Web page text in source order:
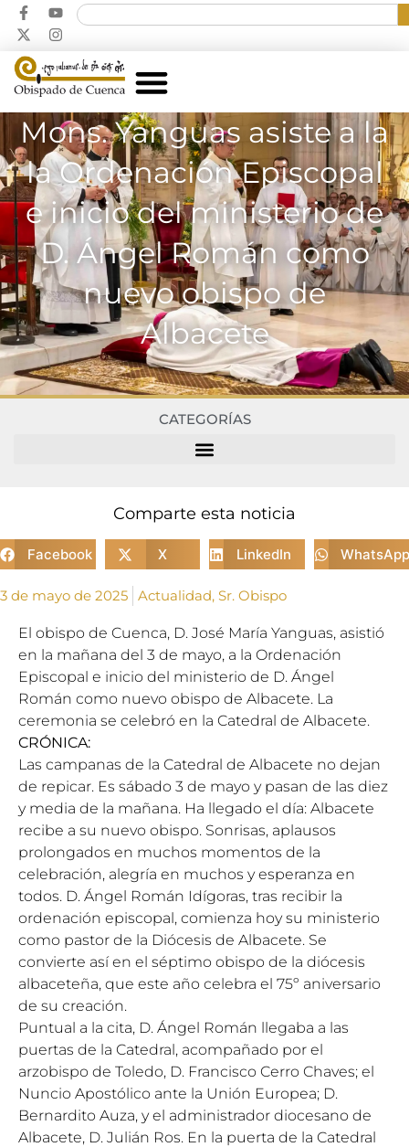
Mons. Yanguas asiste a la
la Ordenación Episcopal
e inicio del ministerio de
D. Ángel Román como
nuevo obispo de
Albacete
CATEGORÍAS
Comparte esta noticia
Facebook X LinkedIn WhatsApp
3 de mayo de 2025 Actualidad, Sr. Obispo
El obispo de Cuenca, D. José María Yanguas, asistió
en la mañana del 3 de mayo, a la Ordenación
Episcopal e inicio del ministerio de D. Ángel
Román como nuevo obispo de Albacete. La
ceremonia se celebró en la Catedral de Albacete.
CRÓNICA:
Las campanas de la Catedral de Albacete no dejan
de repicar. Es sábado 3 de mayo y pasan de las diez
y media de la mañana. Ha llegado el día: Albacete
recibe a su nuevo obispo. Sonrisas, aplausos
prolongados en muchos momentos de la
celebración, alegría en muchos y esperanza en
todos. D. Ángel Román Idígoras, tras recibir la
ordenación episcopal, comienza hoy su ministerio
como pastor de la Diócesis de Albacete. Se
convierte así en el séptimo obispo de la diócesis
albaceteña, que este año celebra el 75º aniversario
de su creación.
Puntual a la cita, D. Ángel Román llegaba a las
puertas de la Catedral, acompañado por el
arzobispo de Toledo, D. Francisco Cerro Chaves; el
Nuncio Apostólico ante la Unión Europea; D.
Bernardito Auza, y el administrador diocesano de
Albacete, D. Julián Ros. En la puerta de la Catedral